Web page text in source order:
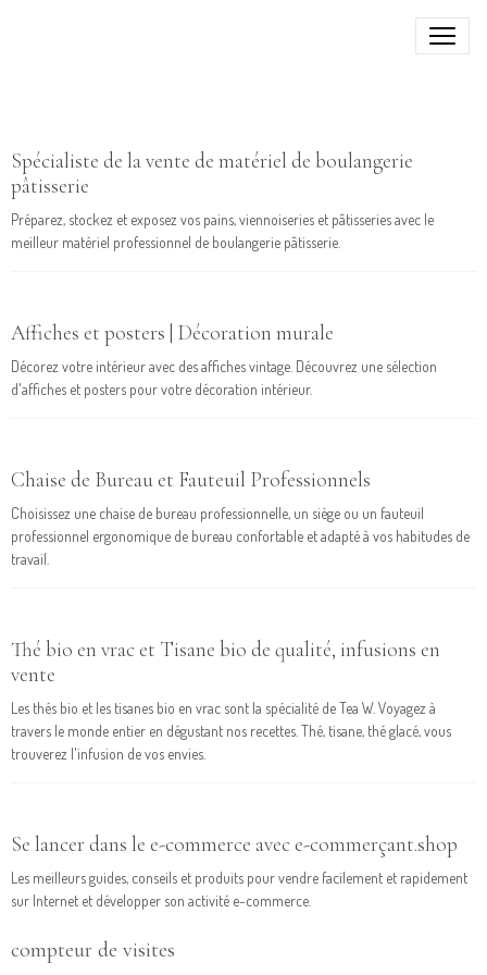
Spécialiste de la vente de matériel de boulangerie
pâtisserie
Préparez, stockez et exposez vos pains, viennoiseries et pâtisseries avec le
meilleur matériel professionnel de boulangerie pâtisserie.
Affiches et posters | Décoration murale
Décorez votre intérieur avec des affiches vintage. Découvrez une sélection
d'affiches et posters pour votre décoration intérieur.
Chaise de Bureau et Fauteuil Professionnels
Choisissez une chaise de bureau professionnelle, un siège ou un fauteuil
professionnel ergonomique de bureau confortable et adapté à vos habitudes de
travail.
Thé bio en vrac et Tisane bio de qualité, infusions en
vente
Les thés bio et les tisanes bio en vrac sont la spécialité de Tea W. Voyagez à
travers le monde entier en dégustant nos recettes. Thé, tisane, thé glacé, vous
trouverez l'infusion de vos envies.
Se lancer dans le e-commerce avec e-commerçant.shop
Les meilleurs guides, conseils et produits pour vendre facilement et rapidement
sur Internet et développer son activité e-commerce.
compteur de visites